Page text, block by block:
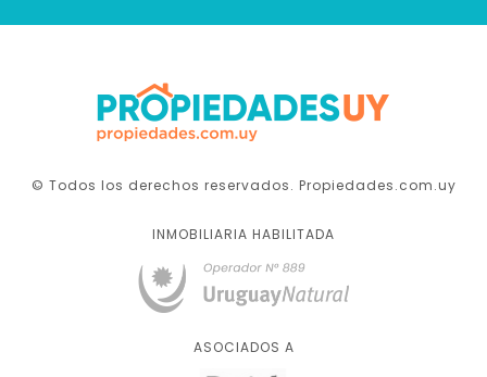
© Todos los derechos reservados. Propiedades.com.uy
INMOBILIARIA HABILITADA
ASOCIADOS A